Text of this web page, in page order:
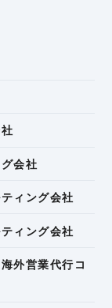
会社
ィング会社
ィング会社
外営業代行コ